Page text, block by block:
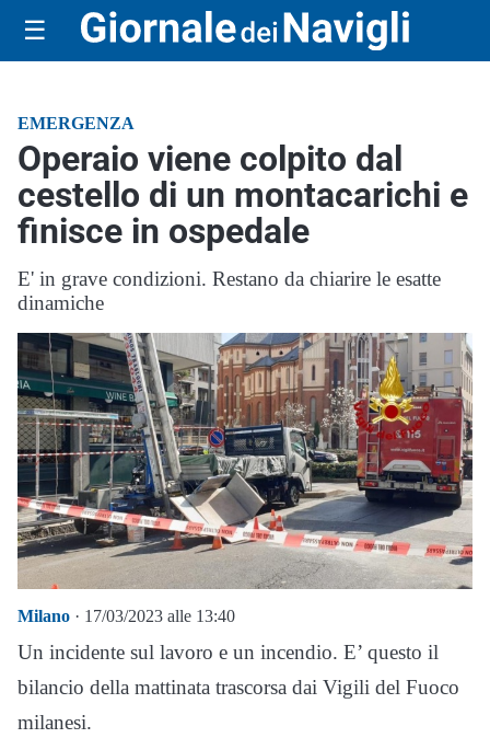
☰
EMERGENZA
Operaio viene colpito dal
cestello di un montacarichi e
finisce in ospedale
E' in grave condizioni. Restano da chiarire le esatte
dinamiche
Milano · 17/03/2023 alle 13:40
Un incidente sul lavoro e un incendio. E’ questo il
bilancio della mattinata trascorsa dai Vigili del Fuoco
milanesi.